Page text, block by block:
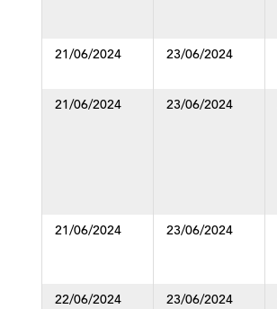
21/06/2024
23/06/2024
21/06/2024
23/06/2024
21/06/2024 23/06/2024
22/06/2024
23/06/2024